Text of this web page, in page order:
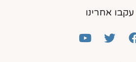
עקבו אחרינו